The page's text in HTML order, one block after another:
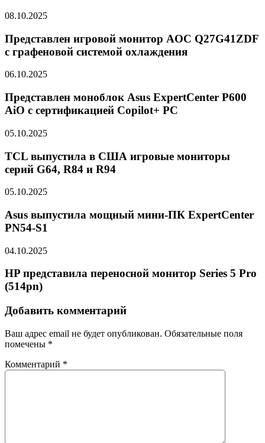
08.10.2025
Представлен игровой монитор AOC Q27G41ZDF
с графеновой системой охлаждения
06.10.2025
Представлен моноблок Asus ExpertCenter P600
AiO с сертификацией Copilot+ PC
05.10.2025
TCL выпустила в США игровые мониторы
серий G64, R84 и R94
05.10.2025
Asus выпустила мощный мини-ПК ExpertCenter
PN54-S1
04.10.2025
HP представила переносной монитор Series 5 Pro
(514pn)
Добавить комментарий
Ваш адрес email не будет опубликован. Обязательные поля
помечены *
Комментарий *